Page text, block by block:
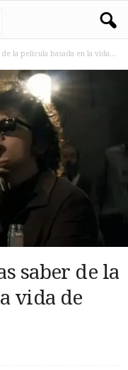
la película basada en la vida...
saber de la
vida de